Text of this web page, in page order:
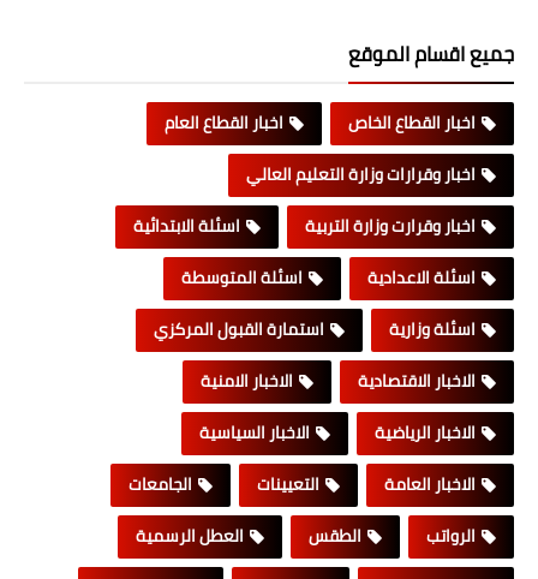
جميع اقسام الموقع
اخبار القطاع الخاص
اخبار القطاع العام
اخبار وقرارات وزارة التعليم العالي
اخبار وقرارت وزارة التربية
اسئلة الابتدائية
اسئلة الاعدادية
اسئلة المتوسطة
اسئلة وزارية
استمارة القبول المركزي
الاخبار الاقتصادية
الاخبار الامنية
الاخبار الرياضية
الاخبار السياسية
الاخبار العامة
التعيينات
الجامعات
الرواتب
الطقس
العطل الرسمية